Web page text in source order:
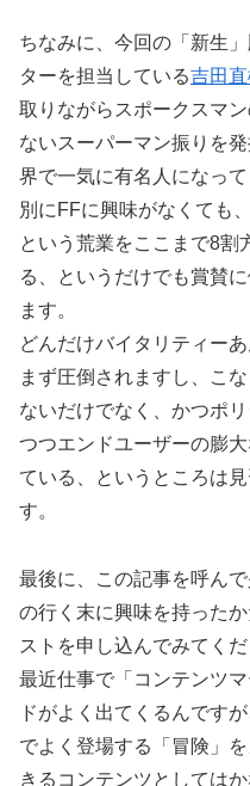
ちなみに、今回の「新生
ターを担当している吉田
取りながらスポークスマ
ないスーパーマン振りを
界で一気に有名人になって
別にFFに興味がなくても
という荒業をここまで8割
る、というだけでも賞賛
ます。
どんだけバイタリティー
まず圧倒されますし、こ
ないだけでなく、かつポ
つつエンドユーザーの膨
ている、というところは
す。
最後に、この記事を呼ん
の行く末に興味を持ったか
ストを申し込んでみてくだ
最近仕事で「コンテンツ
ドがよく出てくるんです
でよく登場する「冒険」
きるコンテンツとしては